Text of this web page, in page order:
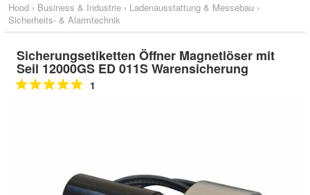
Hood › Business & Industrie › Ladenausstattung & Messebau ›
Sicherheits- & Alarmtechnik
Sicherungsetiketten Öffner Magnetlöser mit
Seil 12000GS ED 011S Warensicherung
1